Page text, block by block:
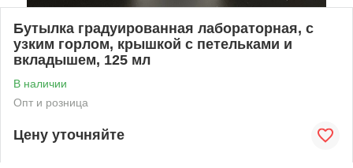
Бутылка градуированная лабораторная, с
узким горлом, крышкой с петельками и
вкладышем, 125 мл
В наличии
Опт и розница
Цену уточняйте